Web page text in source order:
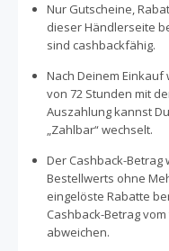
Nur Gutscheine,
dieser Händlerseite
sind cashbackfähig.
Nach Deinem
von 72 Stunden mit
Auszahlung kannst
„Zahlbar“ wechselt.
Der Cashback-Betrag
Bestellwerts ohne
eingelöste Rabatte
Cashback-Betrag
abweichen.